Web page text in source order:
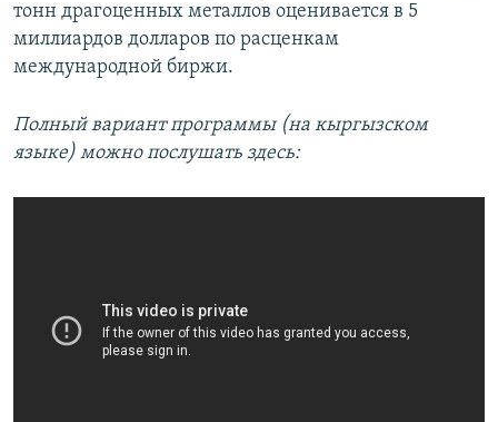
тонн драгоценных металлов оценивается в 5
миллиардов долларов по расценкам
международной биржи.
Полный вариант программы (на кыргызском
языке) можно послушать здесь: